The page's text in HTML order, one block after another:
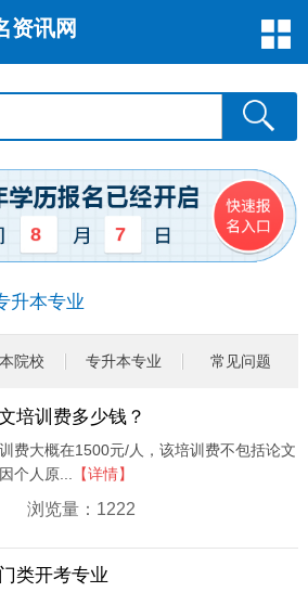
资讯网
8 7
升本专业
院校 专升本专业 常见问题
培训费多少钱？
费大概在1500元/人，该培训费不包括论文
个人原...
【详情】
浏览量：1222
类开考专业